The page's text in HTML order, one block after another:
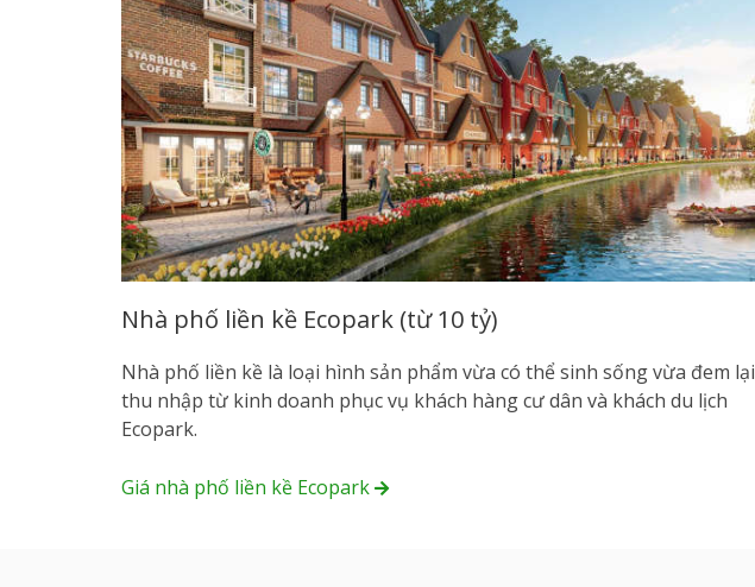
Nhà phố liền kề Ecopark (từ 10 tỷ)
Nhà phố liền kề là loại hình sản phẩm vừa có thể sinh sống vừa đem lại
thu nhập từ kinh doanh phục vụ khách hàng cư dân và khách du lịch
Ecopark.
Giá nhà phố liền kề Ecopark